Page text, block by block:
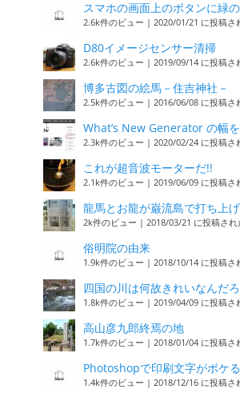
スマホの画面上のボタンに緑
2.6k件のビュー | 2020/01/21 に投稿さ
D80イメージセンサー清掃
2.6k件のビュー | 2019/09/14 に投稿さ
博多古図の絵馬－住吉神社－
2.5k件のビュー | 2016/06/08 に投稿さ
What’s New Generator の幅
2.3k件のビュー | 2020/02/24 に投稿さ
これが超音波モーターだ!!
2.1k件のビュー | 2019/06/09 に投稿さ
龍馬とお龍が巌流島で打ち上
2k件のビュー | 2018/03/21 に投稿され
俗明院の由来
1.9k件のビュー | 2018/10/14 に投稿さ
四国の川は何故きれいなんだ
1.8k件のビュー | 2019/04/09 に投稿さ
高山彦九郎終焉の地
1.7k件のビュー | 2018/01/04 に投稿さ
Photoshopで印刷文字がボケ
1.4k件のビュー | 2018/12/16 に投稿さ